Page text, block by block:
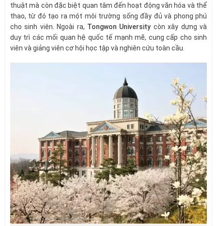
thuật mà còn đặc biệt quan tâm đến hoạt động văn hóa và thể
thao, từ đó tạo ra một môi trường sống đầy đủ và phong phú
cho sinh viên. Ngoài ra, Tongwon University còn xây dựng và
duy trì các mối quan hệ quốc tế mạnh mẽ, cung cấp cho sinh
viên và giảng viên cơ hội học tập và nghiên cứu toàn cầu.